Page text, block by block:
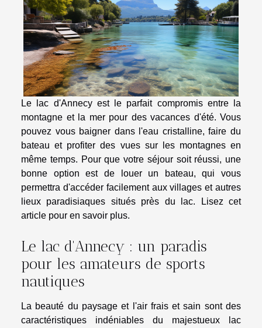
Le lac d'Annecy est le parfait compromis entre la
montagne et la mer pour des vacances d'été. Vous
pouvez vous baigner dans l'eau cristalline, faire du
bateau et profiter des vues sur les montagnes en
même temps. Pour que votre séjour soit réussi, une
bonne option est de louer un bateau, qui vous
permettra d'accéder facilement aux villages et autres
lieux paradisiaques situés près du lac. Lisez cet
article pour en savoir plus.
Le lac d'Annecy : un paradis
pour les amateurs de sports
nautiques
La beauté du paysage et l'air frais et sain sont des
caractéristiques indéniables du majestueux lac